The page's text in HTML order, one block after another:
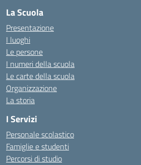
La Scuola
Presentazione
I luoghi
Le persone
I numeri della scuola
Le carte della scuola
Organizzazione
La storia
I Servizi
Personale scolastico
Famiglie e studenti
Percorsi di studio